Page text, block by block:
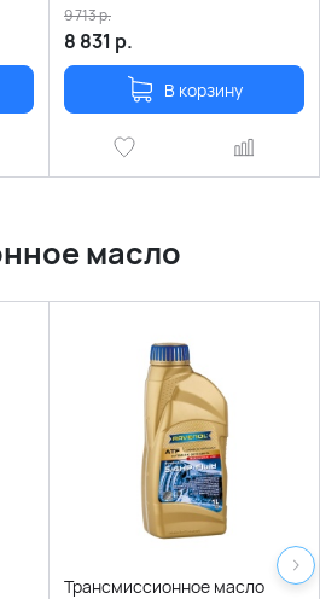
8 831 р.
9 713р.
В корзину
масло
Трансмиссионное масло